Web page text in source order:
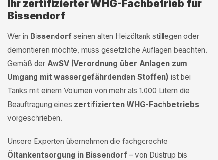
Ihr zertifizierter WHG-Fachbetrieb für
Bissendorf
Wer in Bissendorf seinen alten Heizöltank stilllegen oder
demontieren möchte, muss gesetzliche Auflagen beachten.
Gemäß der AwSV (Verordnung über Anlagen zum
Umgang mit wassergefährdenden Stoffen) ist bei
Tanks mit einem Volumen von mehr als 1.000 Litern die
Beauftragung eines zertifizierten WHG-Fachbetriebs
vorgeschrieben.
Unsere Experten übernehmen die fachgerechte
Öltankentsorgung in Bissendorf – von Düstrup bis